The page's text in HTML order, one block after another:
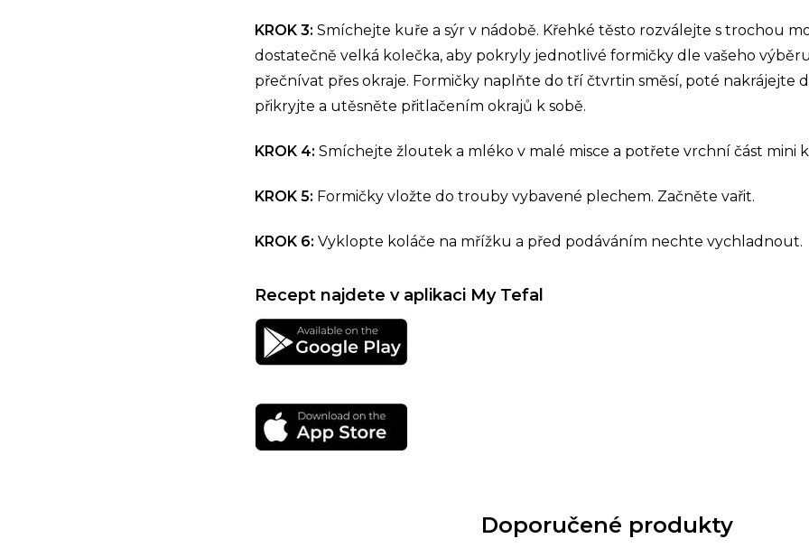
KROK 3: Smíchejte kuře a sýr v nádobě. Křehké těsto rozválejte s trochou
dostatečně velká kolečka, aby pokryly jednotlivé formičky dle vašeho
přečnívat přes okraje. Formičky naplňte do tří čtvrtin směsí, poté nakrájejte
přikryjte a utěsněte přitlačením okrajů k sobě.
KROK 4: Smíchejte žloutek a mléko v malé misce a potřete vrchní část mini
KROK 5: Formičky vložte do trouby vybavené plechem. Začněte vařit.
KROK 6: Vyklopte koláče na mřížku a před podáváním nechte vychladnout.
Recept najdete v aplikaci My Tefal
Doporučené produkty